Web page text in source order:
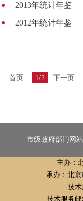
2013年统计年鉴
2012年统计年鉴
首页 1/2 下一页
市级政府部门网站
主办：
承办：北
技术
技术服务